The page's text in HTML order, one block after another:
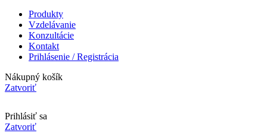
Produkty
Vzdelávanie
Konzultácie
Kontakt
Prihlásenie / Registrácia
Nákupný košík
Zatvoriť
Prihlásiť sa
Zatvoriť